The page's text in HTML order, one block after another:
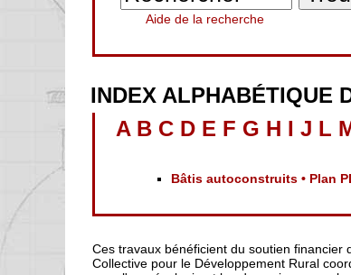
Aide de la recherche
INDEX ALPHABÉTIQUE
A B C D E F G H I J L
Bâtis autoconstruits • Plan
Ces travaux bénéficient du soutien financier
Collective pour le Développement Rural